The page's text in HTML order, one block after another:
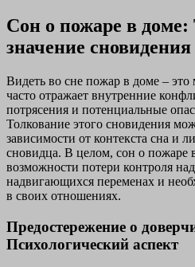
Сон о пожаре в доме:
значение сновидения
Видеть во сне пожар в доме –
часто отражает внутренние
потрясения и потенциальные
Толкование этого сновидения
зависимости от контекста сна и
сновидца. В целом, сон о пожаре
возможности потери контроля
надвигающихся переменах и
в своих отношениях.
Предостережение о
Психологический аспект